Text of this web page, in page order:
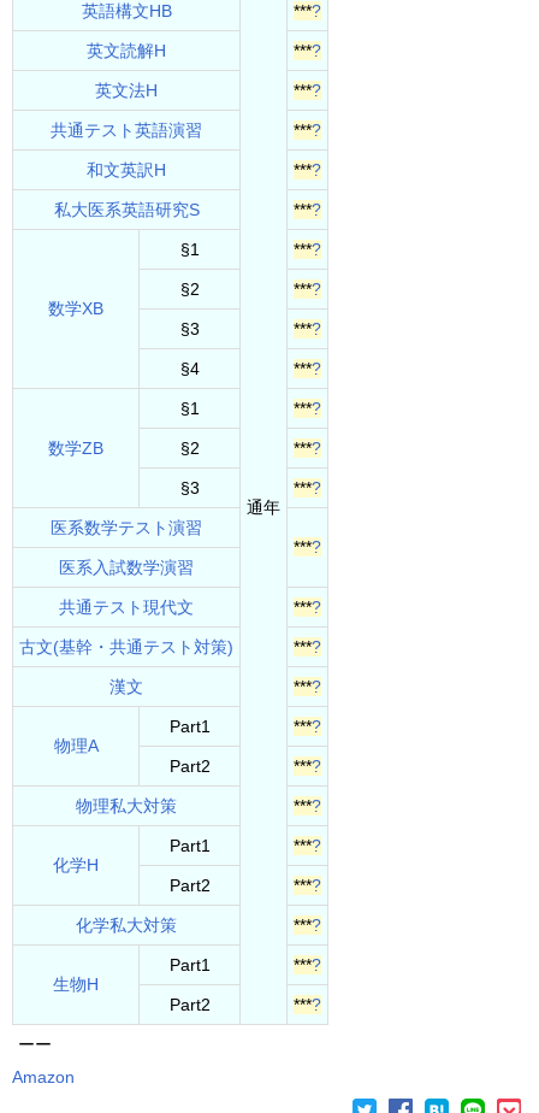
英語構文HB
通年
***?
英文読解H ***?
英文法H ***?
共通テスト英語演習 ***?
和文英訳H ***?
私大医系英語研究S ***?
数学XB
§1 ***?
§2 ***?
§3 ***?
§4 ***?
数学ZB
§1 ***?
§2 ***?
§3 ***?
医系数学テスト演習
***?
医系入試数学演習
共通テスト現代文 ***?
古文(基幹・共通テスト対策) ***?
漢文 ***?
物理A
Part1 ***?
Part2 ***?
物理私大対策 ***?
化学H
Part1 ***?
Part2 ***?
化学私大対策 ***?
生物H
Part1 ***?
Part2 ***?
ーー
Amazon